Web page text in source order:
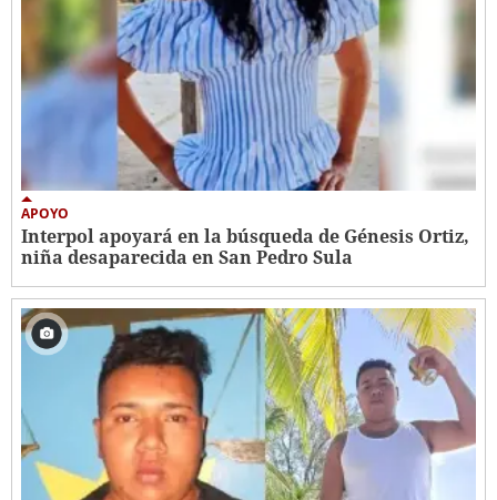
APOYO
Interpol apoyará en la búsqueda de Génesis Ortiz,
niña desaparecida en San Pedro Sula